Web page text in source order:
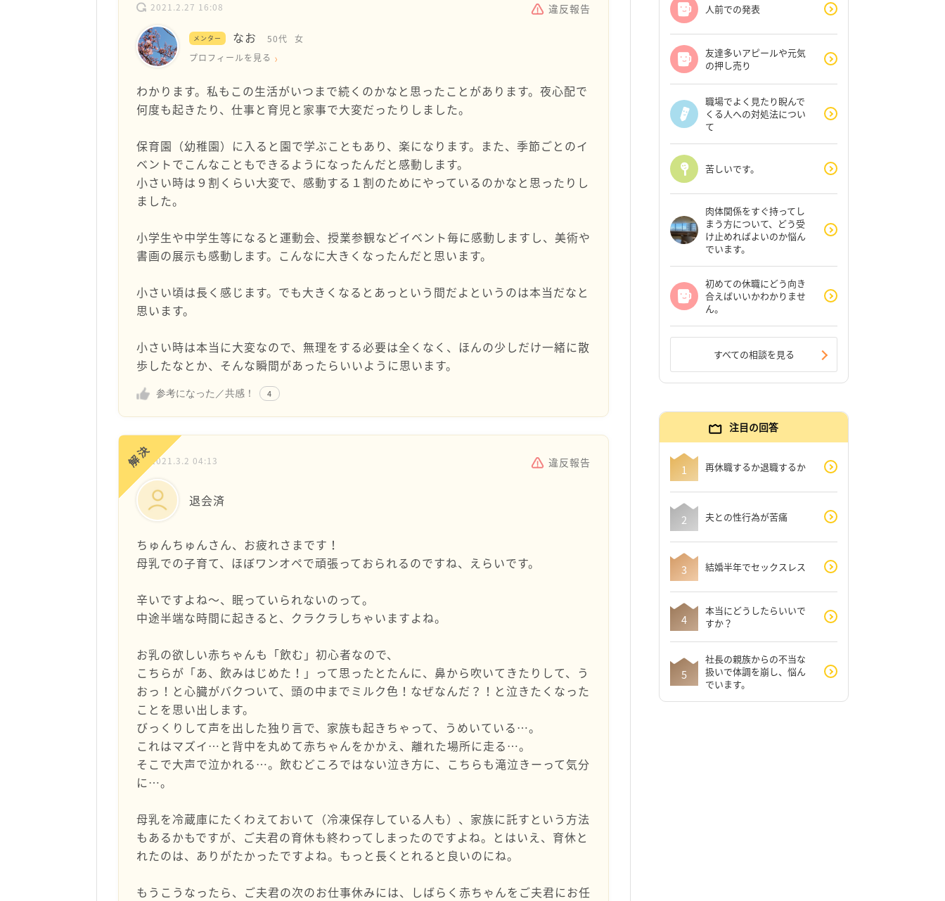
2021.2.27 16:08 違反報告
メンター なお 50代
女
プロフィールを見る
わかります。私もこの生活がいつまで続くのかなと思ったことがあります。夜心配で
何度も起きたり、仕事と育児と家事で大変だったりしました。
保育園（幼稚園）に入ると園で学ぶこともあり、楽になります。また、季節ごとのイ
ベントでこんなこともできるようになったんだと感動します。
小さい時は９割くらい大変で、感動する１割のためにやっているのかなと思ったりし
ました。
小学生や中学生等になると運動会、授業参観などイベント毎に感動しますし、美術や
書画の展示も感動します。こんなに大きくなったんだと思います。
小さい頃は長く感じます。でも大きくなるとあっという間だよというのは本当だなと
思います。
小さい時は本当に大変なので、無理をする必要は全くなく、ほんの少しだけ一緒に散
歩したなとか、そんな瞬間があったらいいように思います。
参考になった／共感！ 4
解決2021.3.2 04:13 違反報告
退会済
ちゅんちゅんさん、お疲れさまです！
母乳での子育て、ほぼワンオペで頑張っておられるのですね、えらいです。
辛いですよね～、眠っていられないのって。
中途半端な時間に起きると、クラクラしちゃいますよね。
お乳の欲しい赤ちゃんも「飲む」初心者なので、
こちらが「あ、飲みはじめた！」って思ったとたんに、鼻から吹いてきたりして、う
おっ！と心臓がバクついて、頭の中までミルク色！なぜなんだ？！と泣きたくなった
ことを思い出します。
びっくりして声を出した独り言で、家族も起きちゃって、うめいている…。
これはマズイ…と背中を丸めて赤ちゃんをかかえ、離れた場所に走る…。
そこで大声で泣かれる…。飲むどころではない泣き方に、こちらも滝泣きーって気分
に…。
母乳を冷蔵庫にたくわえておいて（冷凍保存している人も）、家族に託すという方法
もあるかもですが、ご夫君の育休も終わってしまったのですよね。とはいえ、育休と
れたのは、ありがたかったですよね。もっと長くとれると良いのにね。
もうこうなったら、ご夫君の次のお仕事休みには、しばらく赤ちゃんをご夫君にお任
人前での発表
友達多いアピールや元気
の押し売り
職場でよく見たり睨んで
くる人への対処法につい
て
苦しいです。
肉体関係をすぐ持ってし
まう方について、どう受
け止めればよいのか悩ん
でいます。
初めての休職にどう向き
合えばいいかわかりませ
ん。
すべての相談を見る
注目の回答
再休職するか退職するか
夫との性行為が苦痛
結婚半年でセックスレス
本当にどうしたらいいで
すか？
社長の親族からの不当な
扱いで体調を崩し、悩ん
でいます。